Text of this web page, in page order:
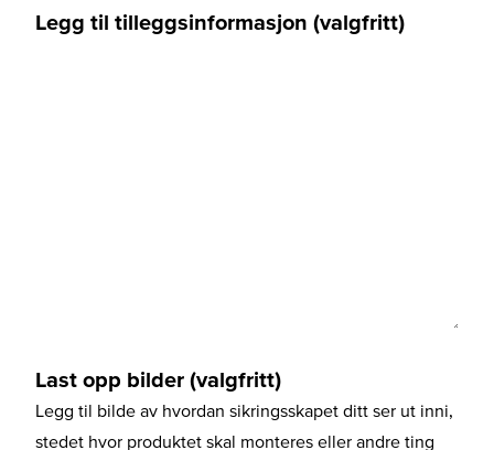
Legg til tilleggsinformasjon (valgfritt)
Last opp bilder (valgfritt)
Legg til bilde av hvordan sikringsskapet ditt ser ut inni,
stedet hvor produktet skal monteres eller andre ting